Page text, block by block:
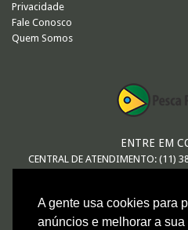
A gente usa cookies para
anúncios e melhorar a
Privacidade
Fale Conosco
Quem Somos
ENTRE EM
CENTRAL DE ATENDIMENTO: (11)